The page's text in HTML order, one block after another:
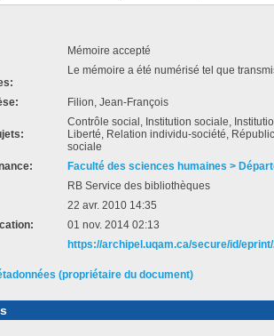
Mémoire accepté
Le mémoire a été numérisé tel que
Filion, Jean-François
Contrôle social, Institution sociale,
Liberté, Relation individu-société,
sociale
Faculté des sciences humaines >
RB Service des bibliothèques
22 avr. 2010 14:35
01 nov. 2014 02:13
https://archipel.uqam.ca/secure/id/
(propriétaire du document)